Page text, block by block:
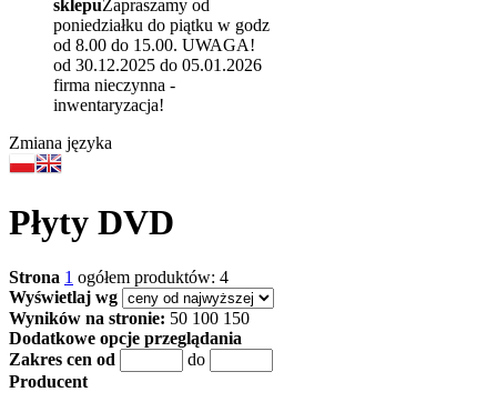
sklepuZapraszamy od
poniedziałku do piątku w godz
od 8.00 do 15.00. UWAGA!
od 30.12.2025 do 05.01.2026
firma nieczynna -
inwentaryzacja!
Zmiana języka
Płyty DVD
Strona 1 ogółem produktów: 4
Wyświetlaj wg
Wyników na stronie: 50 100 150
Dodatkowe opcje przeglądania
Zakres cen od
do
Producent